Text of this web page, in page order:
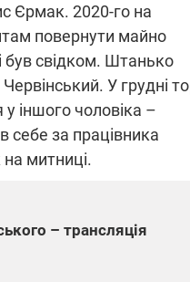
Єрмак. 2020-го на
повернути майно
був свідком. Штанько
У грудні
іншого чоловіка –
себе за працівника
митниці.
– трансляція